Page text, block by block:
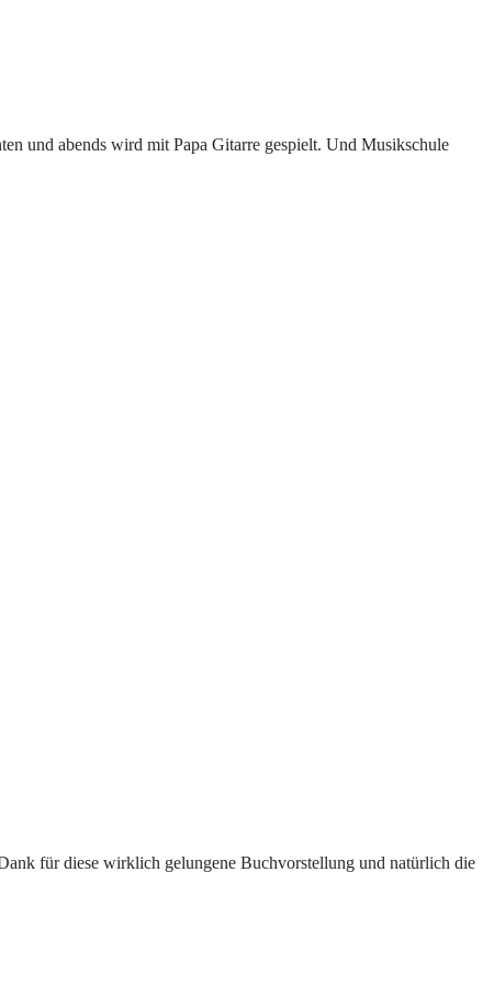
und abends wird mit Papa Gitarre gespielt. Und Musikschule
für diese wirklich gelungene Buchvorstellung und natürlich die